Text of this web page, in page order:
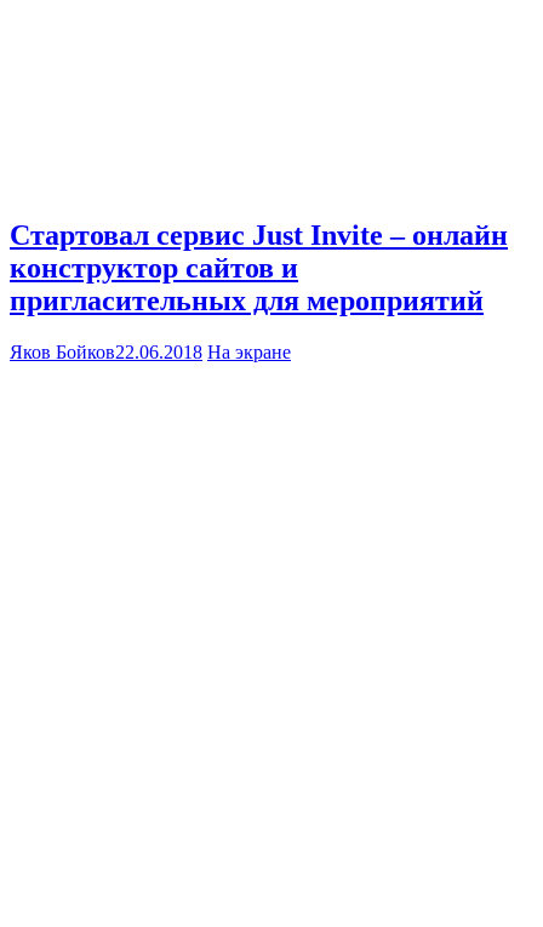
Стартовал сервис Just Invite – онлайн
конструктор сайтов и
пригласительных для мероприятий
Яков Бойков22.06.2018 На экране